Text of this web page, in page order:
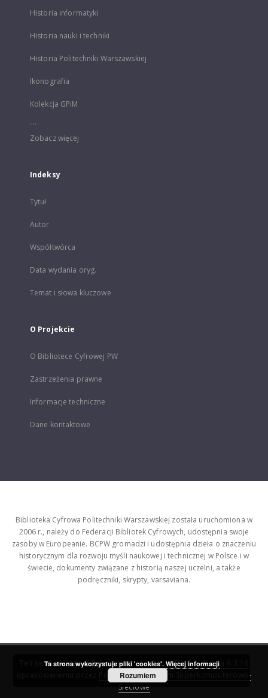
Historia informatyki
Historia nauki i techniki
Historia Politechniki Warszawskiej
Ikonografia
Kolekcja GPiM
...
Zobacz więcej
Indeksy
Tytuł
Autor
Współtwórca
Data wydania oryg.
Temat i słowa kluczowe
O Projekcie
O Bibliotece Cyfrowej PW
Zastrzeżenia prawne
Informacje techniczne
Dane kontaktowe
Biblioteka Cyfrowa Politechniki Warszawskiej została uruchomiona w
2006 r., należy do Federacji Bibliotek Cyfrowych, udostępnia swoje
zasoby w Europeanie. BCPW gromadzi i udostępnia dzieła o znaczeniu
historycznym dla rozwoju myśli naukowej i technicznej w Polsce i w
świecie, dokumenty związane z historią naszej uczelni, a także
podręczniki, skrypty, varsaviana.
Ten serwis działa dzięki oprogramowaniuDInGO dLibra 6.3.16
Poznańskie Centrum Superkomputerowo-
Sieciowe
Ta strona wykorzystuje pliki 'cookies'. Więcej informacji
Rozumiem